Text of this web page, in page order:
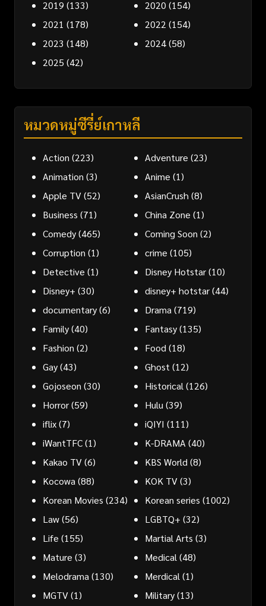
2019 (133) 2020 (154)
2021 (178) 2022 (154)
2023 (148) 2024(58)
2025 (42)
หมวดหมู่ซีรี่ย์เกาหลี
Action (223) Adventure (23)
Animation (3) Anime (1)
Apple TV(52) AsianCrush (8)
Business (71) China Zone (1)
Comedy(465) Coming Soon (2)
Corruption (1) crime (105)
Detective (1) Disney Hotstar(10)
Disney+ (30) disney+ hotstar(44)
documentary(6) Drama(719)
Family(40) Fantasy(135)
Fashion (2) Food(18)
Gay(43) Ghost(12)
Gojoseon (30) Historical(126)
Horror(59) Hulu(39)
iflix(7) iQIYI (111)
iWantTFC(1) K-DRAMA(40)
Kakao TV(6) KBS World(8)
Kocowa(88) KOK TV(3)
Korean Movies (234) Korean series (1002)
Law(56) LGBTQ+ (32)
Life (155) Martial Arts (3)
Mature (3) Medical(48)
Melodrama(130) Merdical(1)
MGTV(1) Military(13)